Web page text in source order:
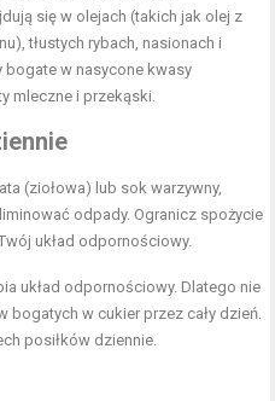
się w olejach (takich jak olej z
tłustych rybach, nasionach i
bogate w nasycone kwasy
mleczne i przekąski.
(ziołowa) lub sok warzywny,
odpady. Ogranicz spożycie
układ odpornościowy.
układ odpornościowy. Dlatego nie
w cukier przez cały dzień.
posiłków dziennie.